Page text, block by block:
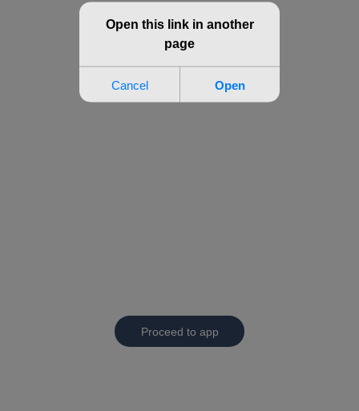
Proceed to app